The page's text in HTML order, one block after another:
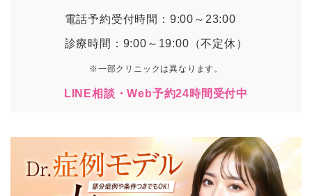
電話予約受付時間：9:00～23:00
診療時間：9:00～19:00（不定休）
※一部クリニックは異なります。
LINE相談・Web予約24時間受付中